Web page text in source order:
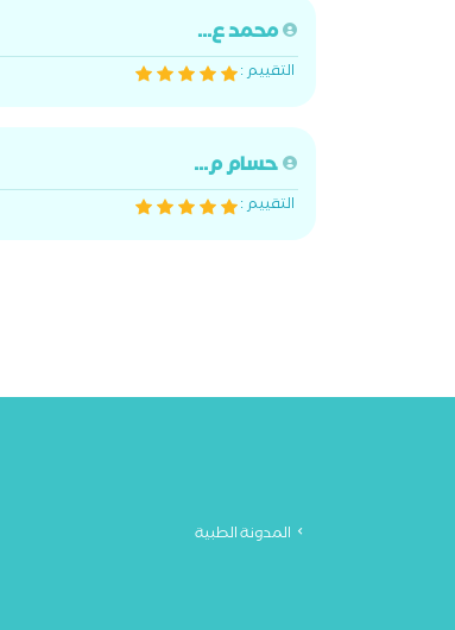
محمد ع...
التقييم :
حسام م...
التقييم :
المدونة الطبية